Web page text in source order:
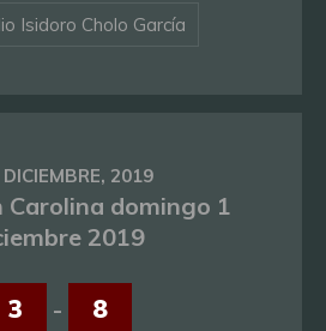
Isidoro Cholo García
DICIEMBRE, 2019
Carolina domingo 1
2019
3 - 8